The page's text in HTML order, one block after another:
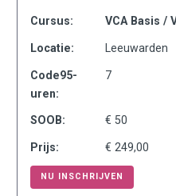
Cursus: VCA Basis /
Locatie: Leeuwarden
Code95-
uren:
7
SOOB: € 50
Prijs: € 249,00
NU INSCHRIJVEN